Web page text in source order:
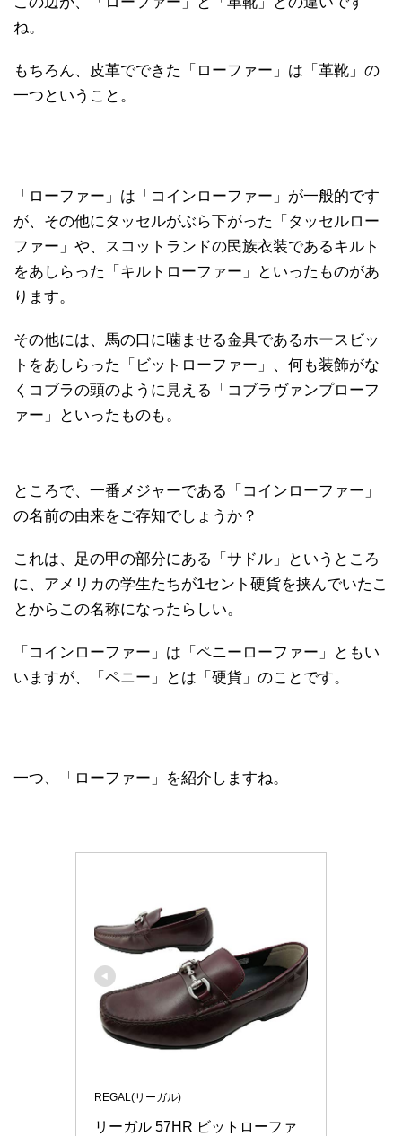
ね。
もちろん、皮革でできた「ローファー」は「革靴」の
一つということ。
「ローファー」は「コインローファー」が一般的です
が、その他にタッセルがぶら下がった「タッセルロー
ファー」や、スコットランドの民族衣装であるキルト
をあしらった「キルトローファー」といったものがあ
ります。
その他には、馬の口に噛ませる金具であるホースビッ
トをあしらった「ビットローファー」、何も装飾がな
くコブラの頭のように見える「コブラヴァンプローフ
ァー」といったものも。
ところで、一番メジャーである「コインローファー」
の名前の由来をご存知でしょうか？
これは、足の甲の部分にある「サドル」というところ
に、アメリカの学生たちが1セント硬貨を挟んでいたこ
とからこの名称になったらしい。
「コインローファー」は「ペニーローファー」ともい
いますが、「ペニー」とは「硬貨」のことです。
一つ、「ローファー」を紹介しますね。
REGAL(リーガル)
リーガル 57HR ビットローファ